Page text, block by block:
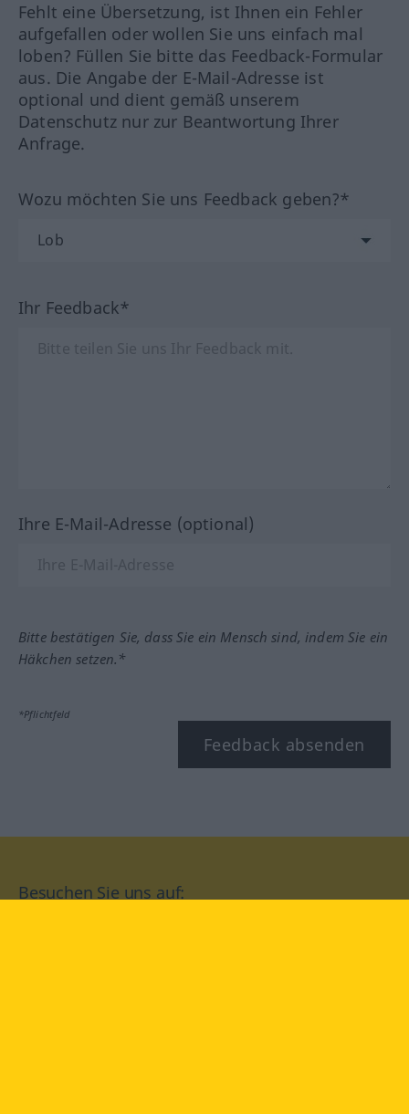
Fehlt eine Übersetzung, ist Ihnen ein Fehler
aufgefallen oder wollen Sie uns einfach mal
loben? Füllen Sie bitte das Feedback-Formular
aus. Die Angabe der E-Mail-Adresse ist
optional und dient gemäß unserem
Datenschutz nur zur Beantwortung Ihrer
Anfrage.
Wozu möchten Sie uns Feedback geben?*
Ihr Feedback*
Ihre E-Mail-Adresse (optional)
Bitte bestätigen Sie, dass Sie ein Mensch sind, indem Sie ein
Häkchen setzen.*
*Pflichtfeld
Feedback absenden
Besuchen Sie uns auf: